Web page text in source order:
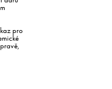
pro